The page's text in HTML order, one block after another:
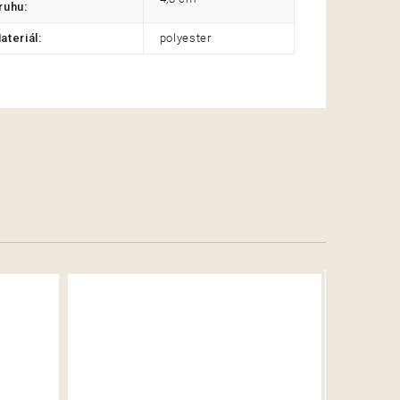
:
: polyester